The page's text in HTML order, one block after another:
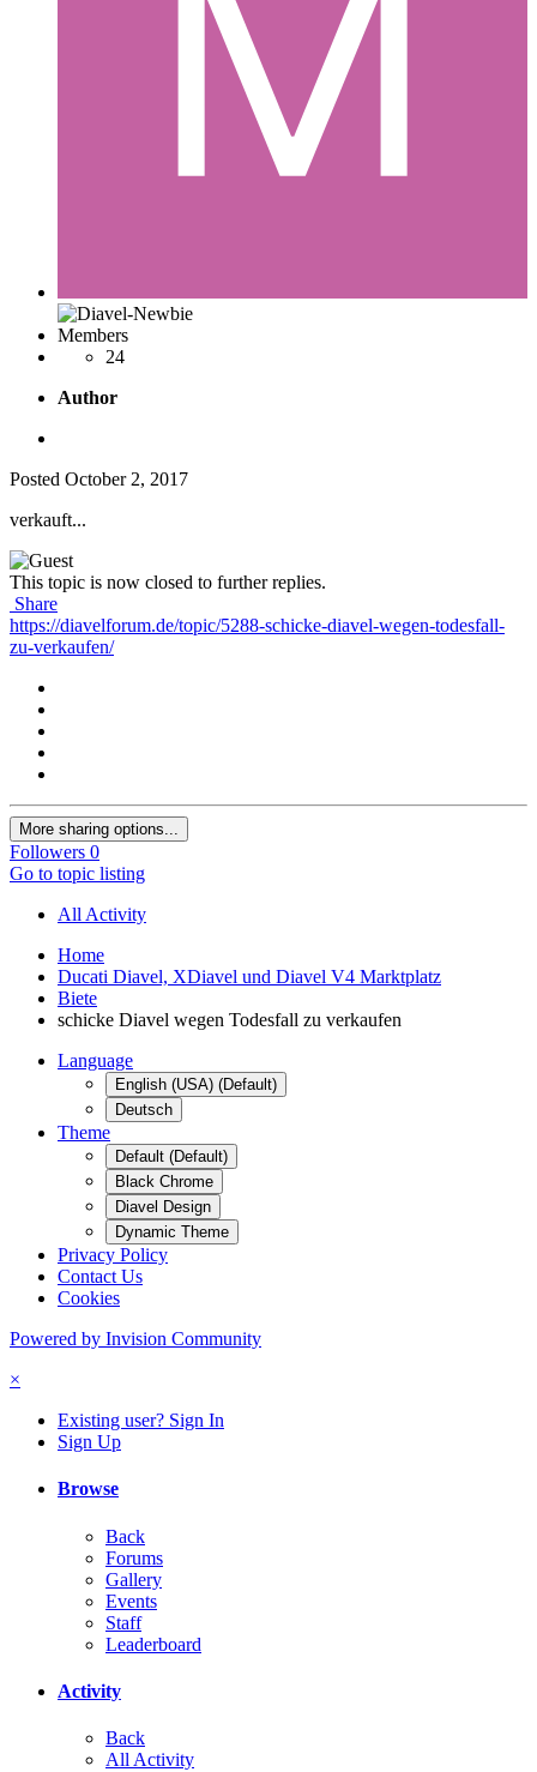
Members
24
Author
Posted October 2, 2017
verkauft...
This topic is now closed to further replies.
Share
https://diavelforum.de/topic/5288-schicke-diavel-wegen-todesfall-
zu-verkaufen/
More sharing options...
Followers 0
Go to topic listing
All Activity
Home
Ducati Diavel, XDiavel und Diavel V4 Marktplatz
Biete
schicke Diavel wegen Todesfall zu verkaufen
Language
English (USA) (Default)
Deutsch
Theme
Default (Default)
Black Chrome
Diavel Design
Dynamic Theme
Privacy Policy
Contact Us
Cookies
Powered by Invision Community
×
Existing user? Sign In
Sign Up
Browse
Back
Forums
Gallery
Events
Staff
Leaderboard
Activity
Back
All Activity